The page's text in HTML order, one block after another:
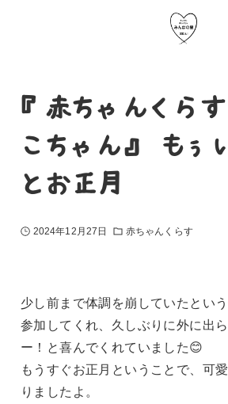
『赤ちゃんくらす
こちゃん』 もぅ
とお正月
2024年12月27日 赤ちゃんくらす
少し前まで体調を崩していたとい
参加してくれ、久しぶりに外に出
ー！と喜んでくれていました😊
もうすぐお正月ということで、可
りましたよ。